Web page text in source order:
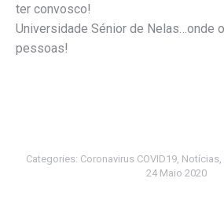
ter convosco!
Universidade Sénior de Nelas…onde
pessoas!
Categories: Coronavirus COVID19, Notícias,
24 Maio 2020